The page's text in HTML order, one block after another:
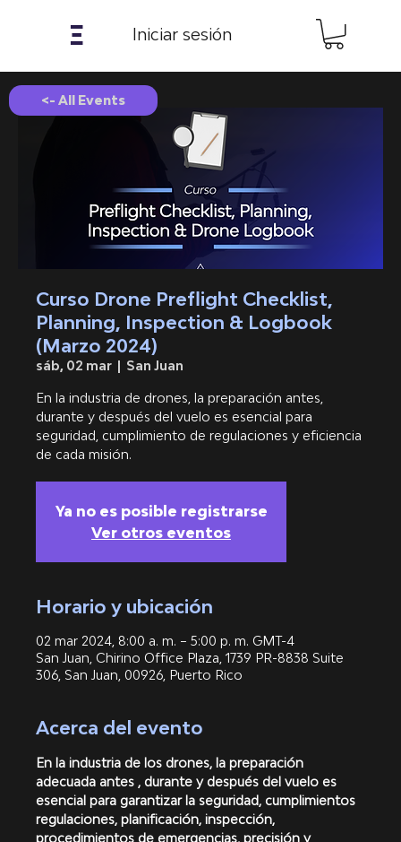
𝝣 Iniciar sesión
Curso Drone Preflight Checklist,
Planning, Inspection & Logbook
(Marzo 2024)
sáb, 02 mar
  |
San Juan
En la industria de drones, la preparación antes,
durante y después del vuelo es esencial para
seguridad, cumplimiento de regulaciones y eficiencia
de cada misión.
Ya no es posible registrarse
Ver otros eventos
Horario y ubicación
02 mar 2024, 8:00 a. m. – 5:00 p. m. GMT-4
San Juan, Chirino Office Plaza, 1739 PR-8838 Suite
306, San Juan, 00926, Puerto Rico
Acerca del evento
En la industria de los drones, la preparación
adecuada antes , durante y después del vuelo es
esencial para garantizar la seguridad, cumplimientos
regulaciones, planificación, inspección,
procedimientos de emergencias, precisión y
<- All Events